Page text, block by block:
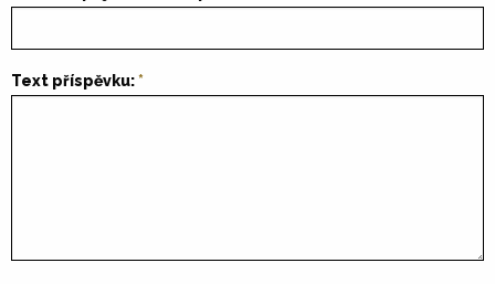
Text příspěvku: